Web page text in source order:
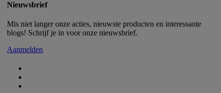
Nieuwsbrief
Mis niet langer onze acties, nieuwste producten en interessante
blogs! Schrijf je in voor onze nieuwsbrief.
Aanmelden